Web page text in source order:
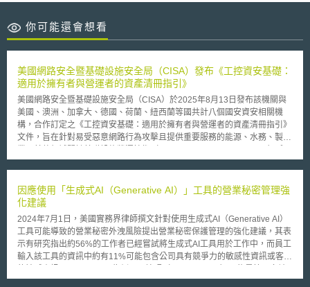
你可能還會想看
美國網路安全暨基礎設施安全局（CISA）發布《工控資安基礎：
適用於擁有者與營運者的資產清冊指引》
美國網路安全暨基礎設施安全局（CISA）於2025年8月13日發布該機關與
美國、澳洲、加拿大、德國、荷蘭、紐西蘭等國共計八個國安資安相關機
構，合作訂定之《工控資安基礎：適用於擁有者與營運者的資產清冊指引》
文件，旨在針對易受惡意網路行為攻擊且提供重要服務的能源、水務、製造
統，協助其資產擁有者與營運者建置與維護完整的OT資產清冊，並輔以OT
體，該指引主要說明OT資產擁有者與營運者建置與維護OT資產清冊的流
程，包含： 1. 定義清冊範疇與目標（Define Scope and Objectives） 2. 辨
類體系（Create a Taxonomy to Categorize Assets） 4. 管理與蒐集資料
（Manage and Collect Data） 5. 實現資產全生命週期管理（Implement
Life Cycle Management）； 此外透過OT分類體系可幫助區分優先序、管
理所有OT資產，有助於風險識別、漏洞管理，以及資安事件應變；有關如
因應使用「生成式AI（Generative AI）」工具的營業秘密管理強
化建議
2024年7月1日，美國實務界律師撰文針對使用生成式AI（Generative AI）
工具可能導致的營業秘密外洩風險提出營業秘密保護管理的強化建議，其表
示有研究指出約56%的工作者已經嘗試將生成式AI工具用於工作中，而員工
輸入該工具的資訊中約有11%可能包含公司具有競爭力的敏感性資訊或客戶
提供給Chat GPT的機密資訊類型。系爭機密資訊可能被生成式AI工具提供